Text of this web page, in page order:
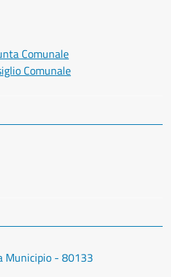
Comunale
Comunale
Municipio - 80133